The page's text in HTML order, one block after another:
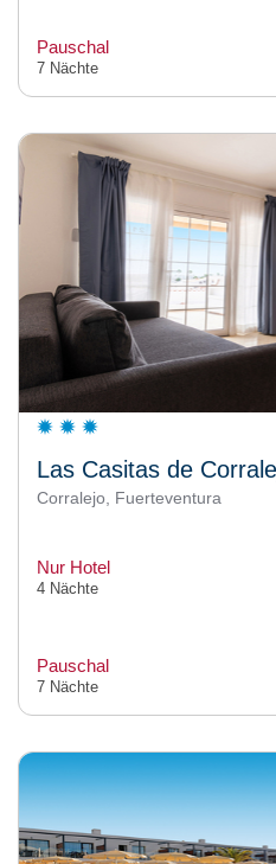
Pauschal
7 Nächte
Las Casitas de
Corralejo, Fuerteventura
Nur Hotel
4 Nächte
Pauschal
7 Nächte